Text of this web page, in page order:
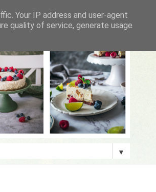
▼
Your IP address and user-agent
quality of service, generate usage